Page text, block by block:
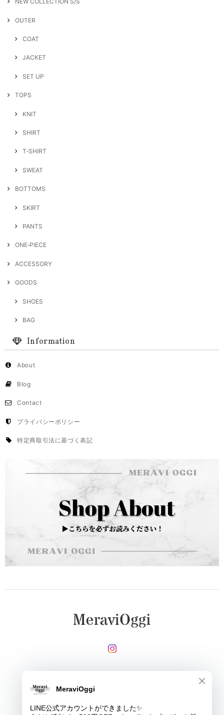
OUTER
COAT
JACKET
SET UP
TOPS
KNIT
SHIRT
T‐SHIRT
SWEAT
BOTTOMS
SKIRT
PANTS
ONE‐PIECE
ACCESSORY
GOODS
SHOES
BAG
Information
About
Blog
Contact
プライバシーポリシー
特定商取引法に基づく表記